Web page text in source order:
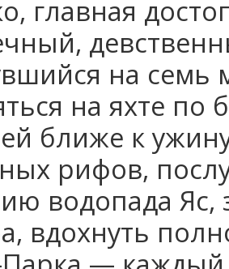
главная
на
на яхте
ближе к
рифов,
водопада Яс,
вдохнуть